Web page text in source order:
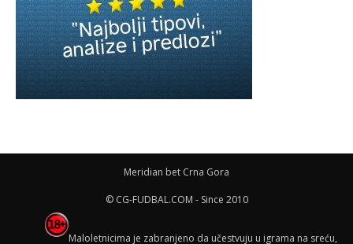
Meridian bet Crna Gora
© CG-FUDBAL.COM - Since 2010
Maloletnicima je zabranjeno da učestvuju u igrama na sreću,